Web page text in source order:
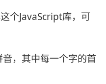
个JavaScript库，可
，其中每一个字的首